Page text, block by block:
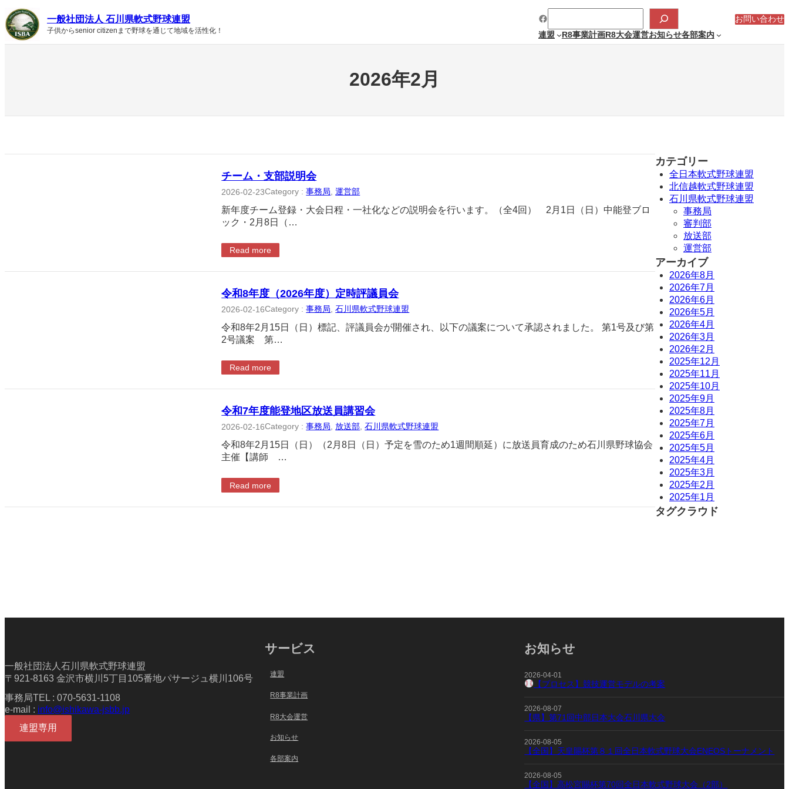
内
容
を
ス
一般社団法人 石川県軟式野球連盟
子供からsenior citizenまで野球を通じて地域を活性化！
Facebook
検
お問い合わせ
連盟
R8事業計画R8大会運営お知らせ各部案内
2026年2月
チーム・支部説明会
2026-02-23Category :事務局 , 運営部
新年度チーム登録・大会日程・一社化などの説明会を行います。（全4回） 2月1日（日）中能登ブロ
ック・2月8日（…
Read more
令和8年度（2026年度）定時評議員会
2026-02-16Category :事務局 , 石川県軟式野球連盟
令和8年2月15日（日）標記、評議員会が開催され、以下の議案について承認されました。 第1号及び第
2号議案 第…
Read more
令和7年度能登地区放送員講習会
2026-02-16Category :事務局, 放送部, 石川県軟式野球連盟
令和8年2月15日（日）（2月8日（日）予定を雪のため1週間順延）に放送員育成のため石川県野球協会
主催【講師 …
Read more
カテゴリー
全日本軟式野球連盟
北信越軟式野球連盟
石川県軟式野球連盟
事務局
審判部
放送部
運営部
アーカイブ
2026年8月
2026年7月
2026年6月
2026年5月
2026年4月
2026年3月
2026年2月
2025年12月
2025年11月
2025年10月
2025年9月
2025年8月
2025年7月
2025年6月
2025年5月
2025年4月
2025年3月
2025年2月
2025年1月
タグクラウド
一般社団法人石川県軟式野球連盟
〒921-8163 金沢市横川5丁目105番地パサージュ横川106号
事務局TEL : 070-5631-1108
e-mail : info@ishikawa-jsbb.jp
連盟専用
サービス
連盟
R8事業計画
R8大会運営
お知らせ
各部案内
お知らせ
2026-04-01
【プロセス】競技運営モデルの考案
2026-08-07
【県】第71回中部日本大会石川県大会
2026-08-05
【全国】天皇賜杯第８１回全日本軟式野球大会ENEOSトーナメント
2026-08-05
【全国】高松宮賜杯第70回全日本軟式野球大会（2部）